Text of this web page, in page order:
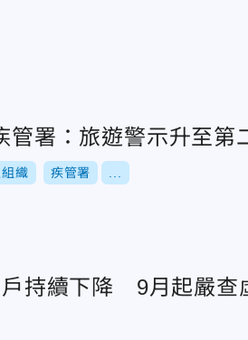
署：旅遊警示升至第
織 疾管署
持續下降 9月起嚴查